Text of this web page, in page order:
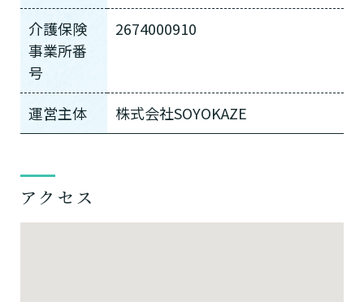
介護保険
事業所番
号
2674000910
運営主体 株式会社SOYOKAZE
アクセス